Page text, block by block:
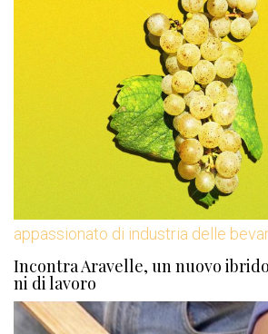
appassionato di industria delle
Incontra Aravelle, un nuovo
ni di lavoro